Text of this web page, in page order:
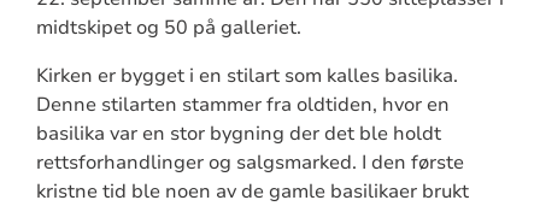
midtskipet og 50 på galleriet.
Kirken er bygget i en stilart som kalles basilika.
Denne stilarten stammer fra oldtiden, hvor en
basilika var en stor bygning der det ble holdt
rettsforhandlinger og salgsmarked. I den første
kristne tid ble noen av de gamle basilikaer brukt